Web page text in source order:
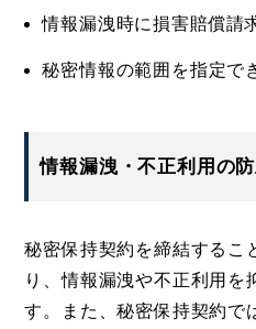
情報漏洩時に損害賠償請
秘密情報の範囲を指定で
情報漏洩・不正利用の
秘密保持契約を締結するこ
り、情報漏洩や不正利用を
す。また、秘密保持契約で